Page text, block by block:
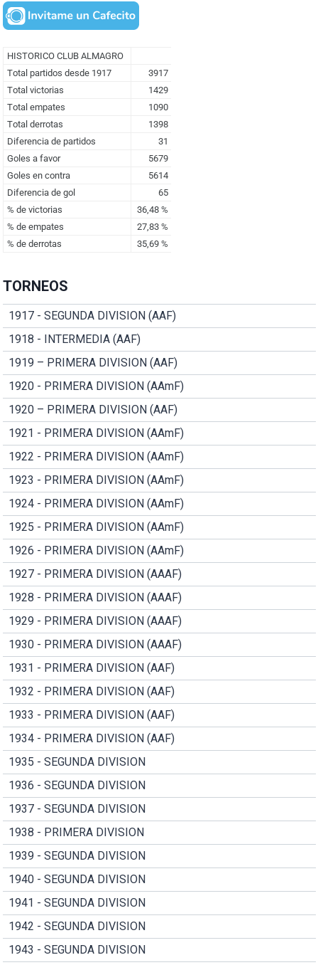
TORNEOS
1917 - SEGUNDA DIVISION (AAF)
1918 - INTERMEDIA (AAF)
1919 – PRIMERA DIVISION (AAF)
1920 - PRIMERA DIVISION (AAmF)
1920 – PRIMERA DIVISION (AAF)
1921 - PRIMERA DIVISION (AAmF)
1922 - PRIMERA DIVISION (AAmF)
1923 - PRIMERA DIVISION (AAmF)
1924 - PRIMERA DIVISION (AAmF)
1925 - PRIMERA DIVISION (AAmF)
1926 - PRIMERA DIVISION (AAmF)
1927 - PRIMERA DIVISION (AAAF)
1928 - PRIMERA DIVISION (AAAF)
1929 - PRIMERA DIVISION (AAAF)
1930 - PRIMERA DIVISION (AAAF)
1931 - PRIMERA DIVISION (AAF)
1932 - PRIMERA DIVISION (AAF)
1933 - PRIMERA DIVISION (AAF)
1934 - PRIMERA DIVISION (AAF)
1935 - SEGUNDA DIVISION
1936 - SEGUNDA DIVISION
1937 - SEGUNDA DIVISION
1938 - PRIMERA DIVISION
1939 - SEGUNDA DIVISION
1940 - SEGUNDA DIVISION
1941 - SEGUNDA DIVISION
1942 - SEGUNDA DIVISION
1943 - SEGUNDA DIVISION